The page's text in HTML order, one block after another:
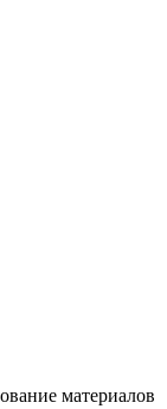
материалов